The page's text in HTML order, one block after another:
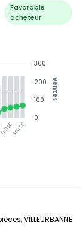
Favorable
acheteur
26Aoû 26
300
200
100
0
Ventes
VILLEURBANNE